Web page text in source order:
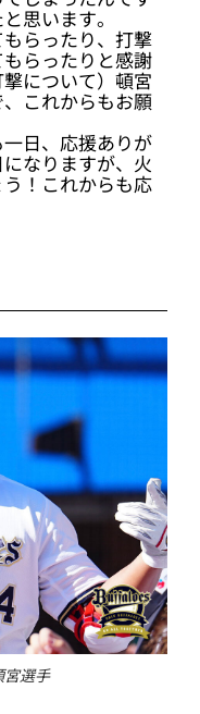
思います。
らったり、打撃
らったりと感謝
について）頓宮
これからもお願
一日、応援ありが
なりますが、火
！これからも応
宮選手